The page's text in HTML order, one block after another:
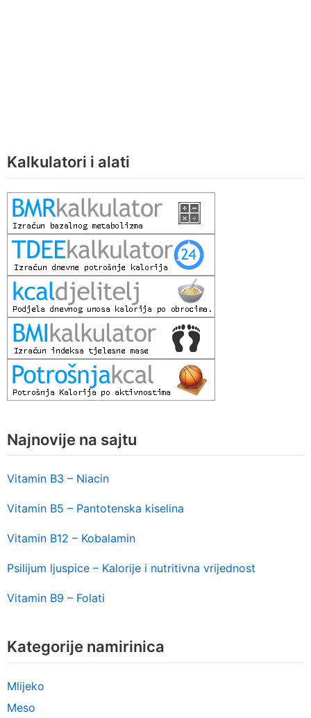
Kalkulatori i alati
Najnovije na sajtu
Vitamin B3 – Niacin
Vitamin B5 – Pantotenska kiselina
Vitamin B12 – Kobalamin
Psilijum ljuspice – Kalorije i nutritivna vrijednost
Vitamin B9 – Folati
Kategorije namirinica
Mlijeko
Meso